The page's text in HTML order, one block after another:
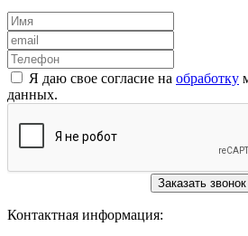
Я даю свое согласие на обработку
данных.
Заказать звонок
Контактная информация: